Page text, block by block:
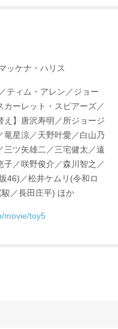
ッケナ・ハリス
ティム・アレン／ジョー
カーレット・スピアーズ／
え】唐沢寿明／所ジョージ
竜星涼／天野叶愛／白山乃
三ツ矢雄二／三宅健太／遠
／咲野俊介／森川智之／
46)／松井ケムリ(令和ロ
／長田庄平) ほか
movie/toy5